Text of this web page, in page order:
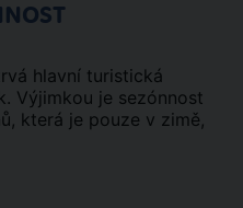
hlavní turistická
Výjimkou je sezónnost
která je pouze v zimě,